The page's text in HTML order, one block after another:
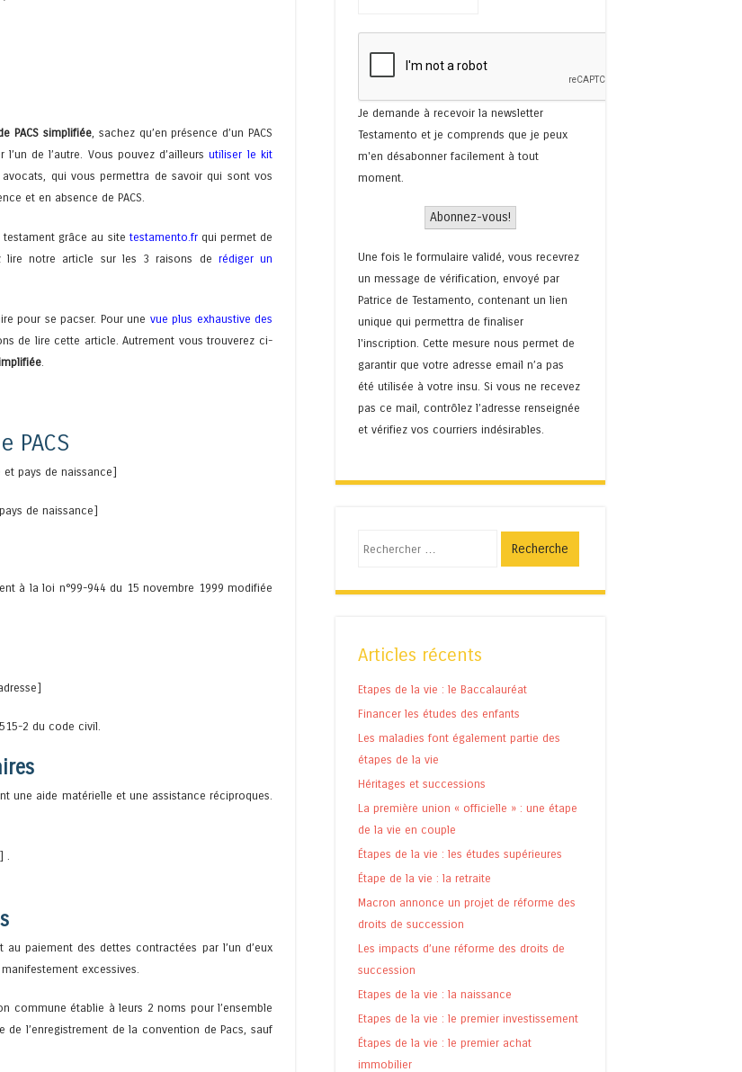
PACS simplifiée, sachez qu’en présence d’un PACS
de l’autre. Vous pouvez d’ailleurs utiliser le kit
qui vous permettra de savoir qui sont vos
et en absence de PACS.
testament grâce au sitetestamento.fr qui permet de
lire notre article sur les 3 raisons de rédiger un
pour se pacser. Pour une vue plus exhaustive des
de lire cette article. Autrement vous trouverez ci-
PACS
pays de naissance]
de naissance]
à la loi n°99-944 du 15 novembre 1999 modifiée
2 du code civil.
une aide matérielle et une assistance réciproques.
.
paiement des dettes contractées par l’un d’eux
excessives.
commune établie à leurs 2 noms pour l’ensemble
de l’enregistrement de la convention de Pacs, sauf
Je demande à recevoir la newsletter
Testamento et je comprends que je peux
m'en désabonner facilement à tout
moment.
Une fois le formulaire validé, vous recevrez
un message de vérification, envoyé par
Patrice de Testamento, contenant un lien
unique qui permettra de finaliser
l'inscription. Cette mesure nous permet de
garantir que votre adresse email n’a pas
été utilisée à votre insu. Si vous ne recevez
pas ce mail, contrôlez l’adresse renseignée
et vérifiez vos courriers indésirables.
Articles récents
Etapes de la vie : le Baccalauréat
Financer les études des enfants
Les maladies font également partie des
étapes de la vie
Héritages et successions
La première union « officielle » : une étape
de la vie en couple
Étapes de la vie : les études supérieures
Étape de la vie : la retraite
Macron annonce un projet de réforme des
droits de succession
Les impacts d’une réforme des droits de
succession
Etapes de la vie : la naissance
Etapes de la vie : le premier investissement
Étapes de la vie : le premier achat
immobilier